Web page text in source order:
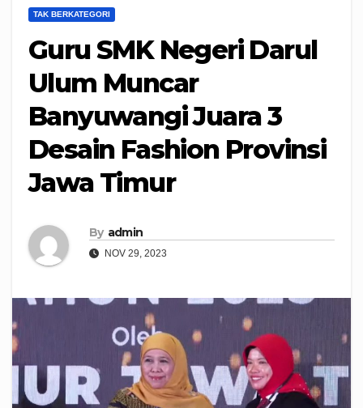
TAK BERKATEGORI
Guru SMK Negeri Darul
Ulum Muncar
Banyuwangi Juara 3
Desain Fashion Provinsi
Jawa Timur
By admin
NOV 29, 2023